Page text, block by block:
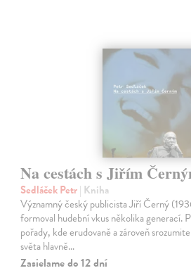
Na cestách s Jiřím
Sedláček Petr| Kniha
Významný český publicista Jiří Černý
formoval hudební vkus několika generací.
pořady, kde erudovaně a zároveň
světa hlavně…
Zasielame do 12 dní